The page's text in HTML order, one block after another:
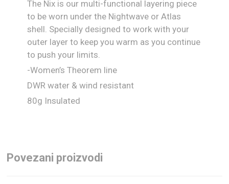
The Nix is our multi-functional layering piece
to be worn under the Nightwave or Atlas
shell. Specially designed to work with your
outer layer to keep you warm as you continue
to push your limits.
-Women’s Theorem line
DWR water & wind resistant
80g Insulated
Povezani proizvodi